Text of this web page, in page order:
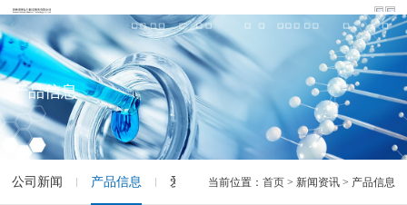
产品信息
公司新闻 产品信息 爱眼科普当前位置： 首页> 新闻资讯 > 产品信息